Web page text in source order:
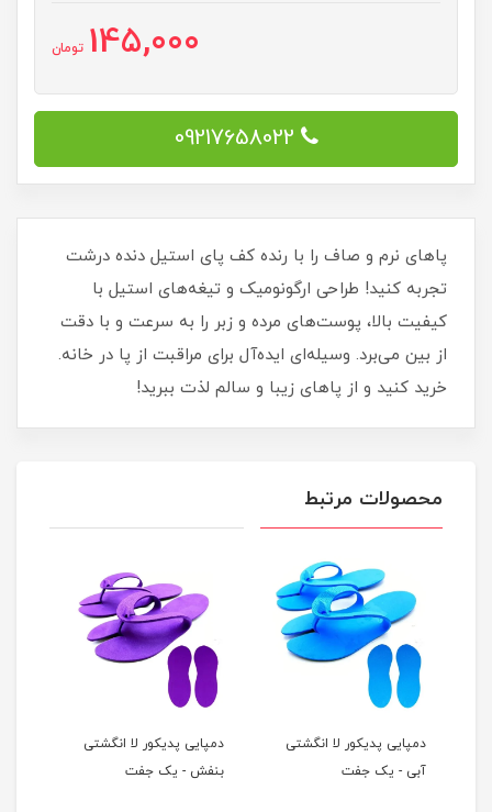
145,000 تومان
09217658022
پاهای نرم و صاف را با رنده کف پای استیل دنده درشت
تجربه کنید! طراحی ارگونومیک و تیغه‌های استیل با
کیفیت بالا، پوست‌های مرده و زبر را به سرعت و با دقت
از بین می‌برد. وسیله‌ای ایده‌آل برای مراقبت از پا در خانه.
خرید کنید و از پاهای زیبا و سالم لذت ببرید!
محصولات مرتبط
دمپایی پدیکور لا انگشتی
آبی - یک جفت
دمپایی پدیکور لا انگشتی
بنفش - یک جفت